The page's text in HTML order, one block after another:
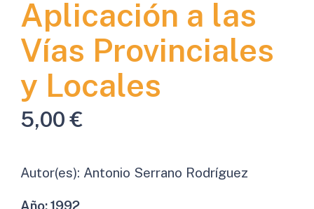
Aplicación a las
Vías Provinciales
y Locales
5,00€
Autor(es): Antonio Serrano Rodríguez
Año:1992